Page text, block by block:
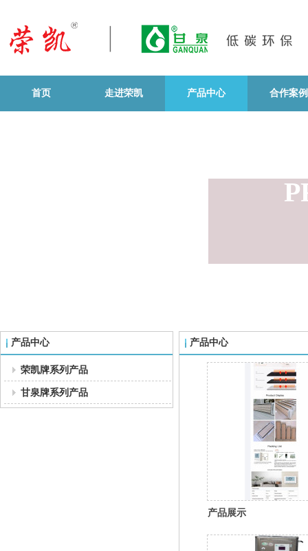
首页 走进荣凯 产品中心 合作案例
产品中心
荣凯牌系列产品
甘泉牌系列产品
产品中心
产品展示